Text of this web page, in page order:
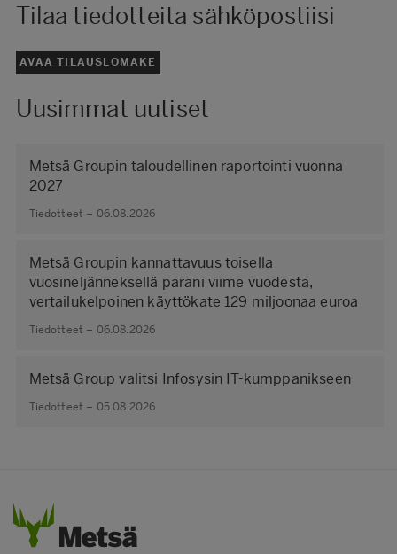
Tilaa tiedotteita sähköpostiisi
AVAA TILAUSLOMAKE
Uusimmat uutiset
Metsä Groupin taloudellinen raportointi vuonna
2027
Tiedotteet – 06.08.2026
Metsä Groupin kannattavuus toisella
vuosineljänneksellä parani viime vuodesta,
vertailukelpoinen käyttökate 129 miljoonaa euroa
Tiedotteet – 06.08.2026
Metsä Group valitsi Infosysin IT-kumppanikseen
Tiedotteet – 05.08.2026